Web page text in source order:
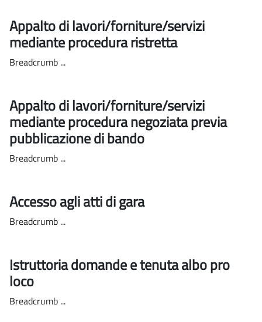
Appalto di lavori/forniture/servizi
mediante procedura ristretta
Breadcrumb ...
Appalto di lavori/forniture/servizi
mediante procedura negoziata previa
pubblicazione di bando
Breadcrumb ...
Accesso agli atti di gara
Breadcrumb ...
Istruttoria domande e tenuta albo pro
loco
Breadcrumb ...